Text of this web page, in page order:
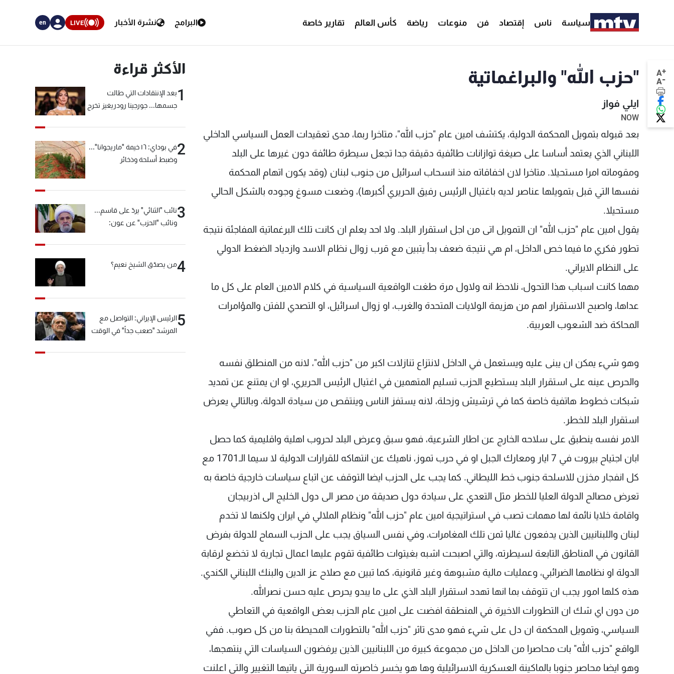
سياسة ناس إقتصاد فن منوعات رياضة كأس العالم تقارير خاصة البرامج نشرة الأخبار LIVE
en
A+
A- "حزب الله" والبراغماتية
ايلي فواز
NOW
بعد قبوله بتمويل المحكمة الدولية، يكتشف امين عام "حزب الله"، متاخرا ربما، مدى تعقيدات العمل السياسي الداخلي
اللبناني الذي يعتمد أساسا على صيغة توازانات طائفية دقيقة جدا تجعل سيطرة طائفة دون غيرها على البلد
ومقوماته امرا مستحيلا. متاخرا لان اخفاقاته منذ انسحاب اسرائيل من جنوب لبنان (وقد يكون اتهام المحكمة
نفسها التي قبل بتمويلها عناصر لديه باغتيال الرئيس رفيق الحريري أكبرها)، وضعت مسوغ وجوده بالشكل الحالي
مستحيلا.
يقول امين عام "حزب الله" ان التمويل اتى من اجل استقرار البلد. ولا احد يعلم ان كانت تلك البرغماتية المفاجئة نتيجة
تطور فكري ما فيما خص الداخل، ام هي نتيجة ضعف بدأ يتبين مع قرب زوال نظام الاسد وازدياد الضغط الدولي
على النظام الايراني.
مهما كانت اسباب هذا التحول، نلاحظ انه ولاول مرة طغت الواقعية السياسية في كلام الامين العام على كل ما
عداها، واصبح الاستقرار اهم من هزيمة الولايات المتحدة والغرب، او زوال اسرائيل، او التصدي للفتن والمؤامرات
المحاكة ضد الشعوب العربية.
وهو شيء يمكن ان يبنى عليه ويستعمل في الداخل لانتزاع تنازلات اكبر من "حزب الله"، لانه من المنطلق نفسه
والحرص عينه على استقرار البلد يستطيع الحزب تسليم المتهمين في اغتيال الرئيس الحريري، او ان يمتنع عن تمديد
شبكات خطوط هاتفية خاصة كما في ترشيش وزحلة، لانه يستفز الناس وينتقص من سيادة الدولة، وبالتالي يعرض
استقرار البلد للخطر.
الامر نفسه ينطبق على سلاحه الخارج عن اطار الشرعية، فهو سبق وعرض البلد لحروب اهلية واقليمية كما حصل
ابان اجتياح بيروت في 7 ايار ومعارك الجبل او في حرب تموز، ناهيك عن انتهاكه للقرارات الدولية لا سيما الـ1701 مع
كل انفجار مخزن للاسلحة جنوب خط الليطاني. كما يجب على الحزب ايضا التوقف عن اتباع سياسات خارجية خاصة به
تعرض مصالح الدولة العليا للخطر مثل التعدي على سيادة دول صديقة من مصر الى دول الخليج الى اذربيجان
واقامة خلايا نائمة لها مهمات تصب في استراتيجية امين عام "حزب الله" ونظام الملالي في ايران ولكنها لا تخدم
لبنان واللبنانيين الذين يدفعون غاليا ثمن تلك المغامرات، وفي نفس السياق يجب على الحزب السماح للدولة بفرض
القانون في المناطق التابعة لسيطرته، والتي اصبحت اشبه بغيتوات طائفية تقوم عليها اعمال تجارية لا تخضع لرقابة
الدولة او نظامها الضرائبي، وعمليات مالية مشبوهة وغير قانونية، كما تبين مع صلاح عز الدين والبنك اللبناني الكندي.
هذه كلها امور يجب ان تتوقف بما انها تهدد استقرار البلد الذي على ما يبدو يحرص عليه حسن نصرالله.
من دون اي شك ان التطورات الاخيرة في المنطقة افضت على امين عام الحزب بعض الواقعية في التعاطي
السياسي، وتمويل المحكمة ان دل على شيء فهو مدى تاثر "حزب الله" بالتطورات المحيطة بنا من كل صوب. ففي
الواقع "حزب الله" بات محاصرا من الداخل من مجموعة كبيرة من اللبنانيين الذين يرفضون السياسات التي ينتهجها،
وهو ايضا محاصر جنوبا بالماكينة العسكرية الاسرائيلية وها هو يخسر خاصرته السورية التي ياتيها التغيير والتي اعلنت
الأكثر قراءة
1بعد الإنتقادات التي طالت
جسمها... جورجينا رودريغيز تخرج
2
في بوداي: ١٦ خيمة "ماريجوانا"...
وضبط أسلحة وذخائر
3نائب "الثنائي" يردّ على قاسم...
ونائب "الحزب" عن عون:
4من يصدّق الشيخ نعيم؟
5الرئيس الإيراني: التواصل مع
المرشد "صعب جداً" في الوقت